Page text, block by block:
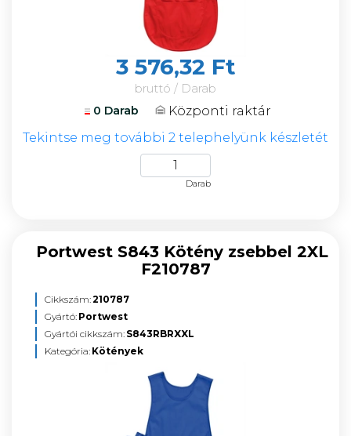
3 576,32 Ft
bruttó / Darab
0 Darab
Központi raktár
Tekintse meg további 2 telephelyünk készletét
Darab
Portwest S843 Kötény zsebbel 2XL
F210787
Cikkszám:210787
Gyártó: Portwest
Gyártói cikkszám: S843RBRXXL
Kategória: Kötények